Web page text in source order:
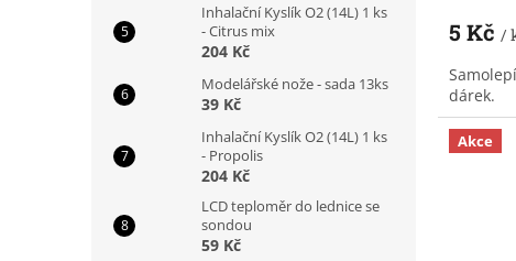
Inhalační Kyslík O2 (14L) 1 ks
- Citrus mix
204 Kč
Modelářské nože - sada 13ks
39 Kč
Inhalační Kyslík O2 (14L) 1 ks
- Propolis
204 Kč
LCD teploměr do lednice se
sondou
59 Kč
5 Kč /
dárek.
Akce